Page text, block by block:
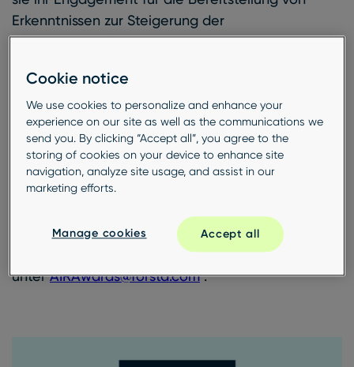
Erkenntnissen zur Steigerung der
Unternehmensleistung demonstrieren.
Mit mehr als 20 Jahren Erfahrung in der
Marktforschungsbranche weltweit freuen wir uns,
die Erfolge unserer Kunden zu teilen und die
Menschen und Unternehmen zu ehren, die mit
ihrem Engagement für Erkenntnisse und Analysen
diese dynamische Branche vorantreiben.
Wenn Sie Fragen zu Ihrer Einreichung haben,
wenden Sie sich bitte an das AIR Awards-Team
unterAIRAwards@forsta.com.
Cookie notice
We use cookies to personalize and enhance your
experience on our site as well as the communications we
send you. By clicking “Accept all”, you agree to the
storing of cookies on your device to enhance site
navigation, analyze site usage, and assist in our
marketing efforts.
Manage cookies Accept all